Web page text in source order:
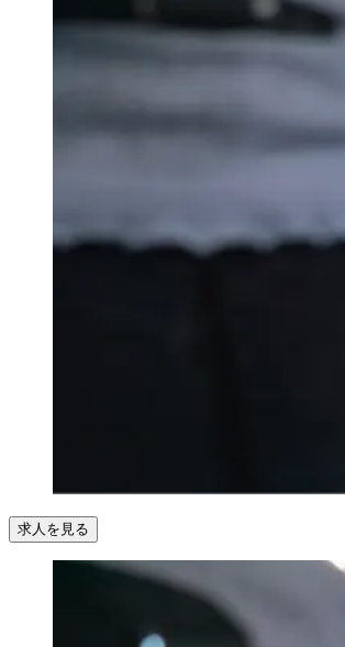
求人を見る